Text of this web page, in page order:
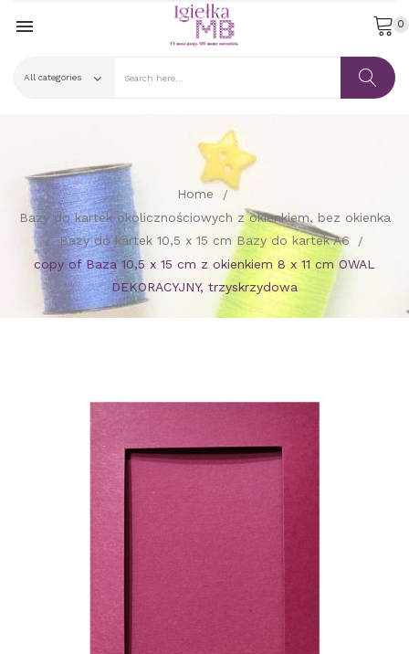
 0
Home
Bazy do kartek okolicznościowych z okienkiem, bez okienka
Bazy do kartek 10,5 x 15 cm Bazy do kartek A6
copy of Baza 10,5 x 15 cm z okienkiem 8 x 11 cm OWAL
DEKORACYJNY, trzyskrzydowa